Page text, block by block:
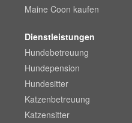
Maine Coon kaufen
Dienstleistungen
Hundebetreuung
Hundepension
Hundesitter
Katzenbetreuung
Katzensitter